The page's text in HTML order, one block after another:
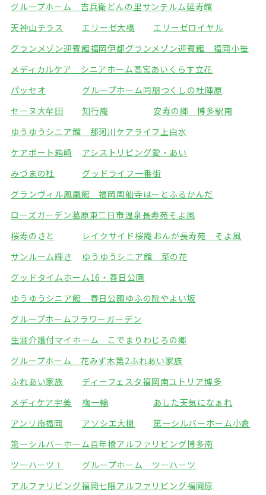
グループホーム 吉兵衛どんの里 サンテルム延寿館
天神山テラス
エリーゼ大橋
エリーゼロイヤル
グランメゾン迎賓館福岡伊都グランメゾン迎賓館 福岡小笹
メディカルケア シニアホーム高宮あいくらす立花
パッセオ
グループホーム同朋つくしの杜陣原
セーヌ大牟田
知行庵
安寿の郷 博多駅南
ゆうゆうシニア館 那珂川 ケアライフ上白水
ケアポート箱崎
アシストリビング愛・あい
みづまの杜
グッドライフ一番街
グランヴィル鳳凰館 福岡周船寺はーとふるかんだ
ローズガーデン葛原東二日市温泉長寿苑そよ風
桜寿のさと
レイクサイド桜庵 おんが長寿苑 そよ風
サンルーム輝き
ゆうゆうシニア館 菜の花
グッドタイムホーム16・春日公園
ゆうゆうシニア館 春日公園 ゆふの院やよい坂
グループホームフラワーガーデン
生涯介護付マイホーム こでまり わじろの郷
グループホーム 花みず木第2ふれあい家族
ふれあい家族
ディーフェスタ福岡南ユトリア博多
メディケア宇美
梅一輪
あした天気になぁれ
アンリ南福岡
アソシエ大樹
第一シルバーホーム小倉
第一シルバーホーム百年橋アルファリビング博多南
ツーハーツⅠ
グループホーム ツーハーツ
アルファリビング福岡七隈アルファリビング福岡原